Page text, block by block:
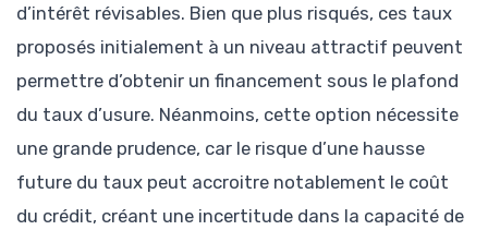
d’intérêt révisables. Bien que plus risqués, ces taux
proposés initialement à un niveau attractif peuvent
permettre d’obtenir un financement sous le plafond
du taux d’usure. Néanmoins, cette option nécessite
une grande prudence, car le risque d’une hausse
future du taux peut accroitre notablement le coût
du crédit, créant une incertitude dans la capacité de